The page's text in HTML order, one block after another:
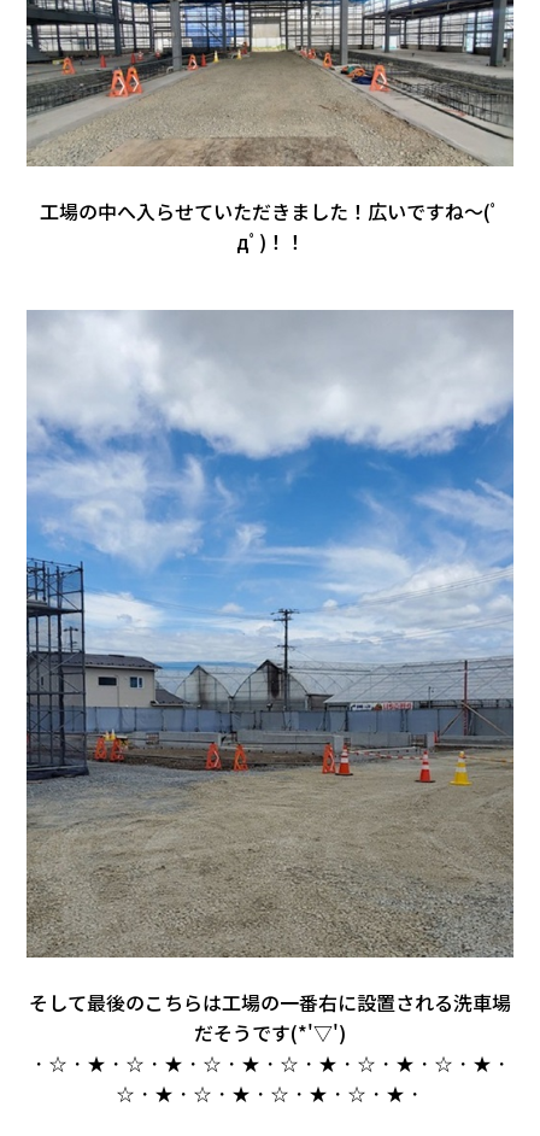
工場の中へ入らせていただきました！広いですね～(ﾟ
дﾟ)！！
そして最後のこちらは工場の一番右に設置される洗車場
だそうです(*'▽')
・☆・★・☆・★・☆・★・☆・★・☆・★・☆・★・
☆・★・☆・★・☆・★・☆・★・